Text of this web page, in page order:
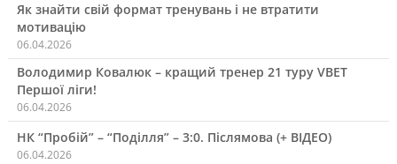
Як знайти свій формат тренувань і не втратити
мотивацію
06.04.2026
Володимир Ковалюк – кращий тренер 21 туру VBET
Першої ліги!
06.04.2026
НК “Пробій” – “Поділля” – 3:0. Післямова (+ ВІДЕО)
06.04.2026